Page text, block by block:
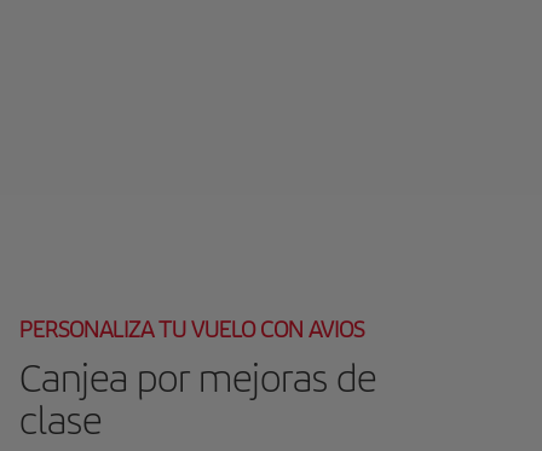
PERSONALIZA TU VUELO CON AVIOS
Canjea por mejoras de
clase